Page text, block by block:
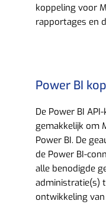
Power BI
De Power BI
gemakkelijk om
Power BI. De
de Power BI-
alle benodigde
administratie(s)
ontwikkeling van
koppeling voor
rapportages en